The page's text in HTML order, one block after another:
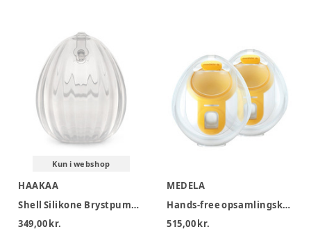
Kun i webshop
HAAKAA
Shell Silikone Brystpumpe/opsamler 120ml
349,00 kr.
MEDELA
Hands-free opsamlingskopper, 2-pak
515,00 kr.